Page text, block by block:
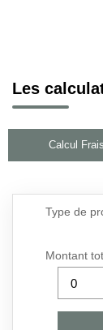
Les
Calcul